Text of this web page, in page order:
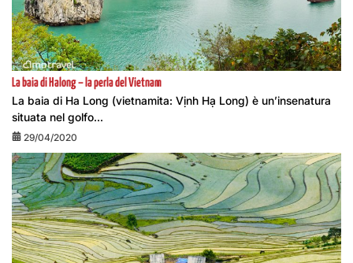
La baia di Halong – la perla del Vietnam
La baia di Ha Long (vietnamita: Vịnh Hạ Long) è un’insenatura
situata nel golfo...
29/04/2020